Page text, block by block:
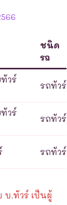
ชนิด
รถ
วร์
รถทัวร์
วร์
รถทัวร์
รถทัวร์
บ.ทัวร์ เป็นผู้